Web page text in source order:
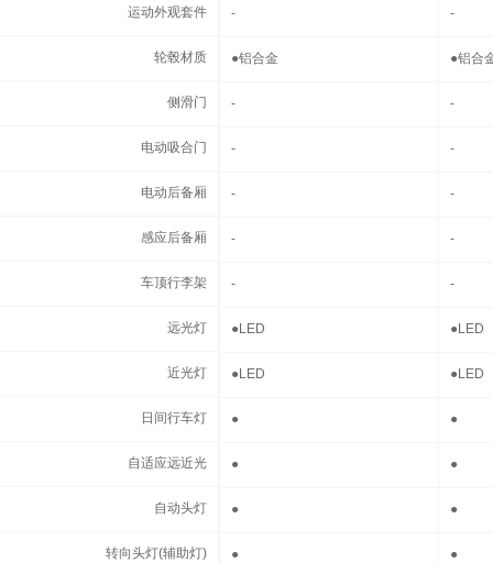
运动外观套件 - -
轮毂材质 ●铝合金 ●铝合
侧滑门 - -
电动吸合门 - -
电动后备厢 - -
感应后备厢 - -
车顶行李架 - -
远光灯 ●LED ●LED
近光灯 ●LED ●LED
日间行车灯 ● ●
自适应远近光 ● ●
自动头灯 ● ●
转向头灯(辅助灯) ● ●
运动外观套件
轮毂材质
侧滑门
电动吸合门
电动后备厢
感应后备厢
车顶行李架
远光灯
近光灯
日间行车灯
自适应远近光
自动头灯
转向头灯(辅助灯)